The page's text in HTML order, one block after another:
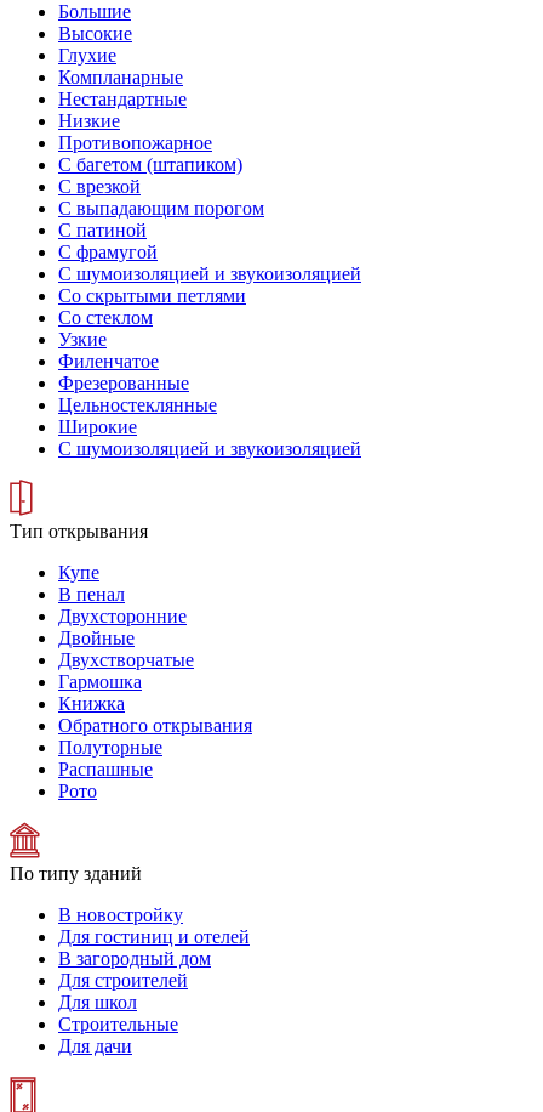
Большие
Высокие
Глухие
Компланарные
Нестандартные
Низкие
Противопожарное
С багетом (штапиком)
С врезкой
С выпадающим порогом
С патиной
С фрамугой
С шумоизоляцией и звукоизоляцией
Со скрытыми петлями
Со стеклом
Узкие
Филенчатое
Фрезерованные
Цельностеклянные
Широкие
С шумоизоляцией и звукоизоляцией
Тип открывания
Купе
В пенал
Двухсторонние
Двойные
Двухстворчатые
Гармошка
Книжка
Обратного открывания
Полуторные
Распашные
Рото
По типу зданий
В новостройку
Для гостиниц и отелей
В загородный дом
Для строителей
Для школ
Строительные
Для дачи